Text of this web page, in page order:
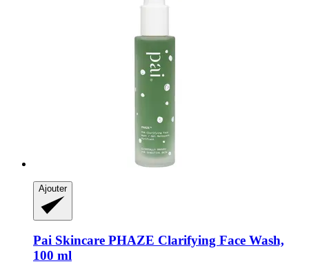
Ajouter
Pai Skincare PHAZE Clarifying Face Wash,
100 ml